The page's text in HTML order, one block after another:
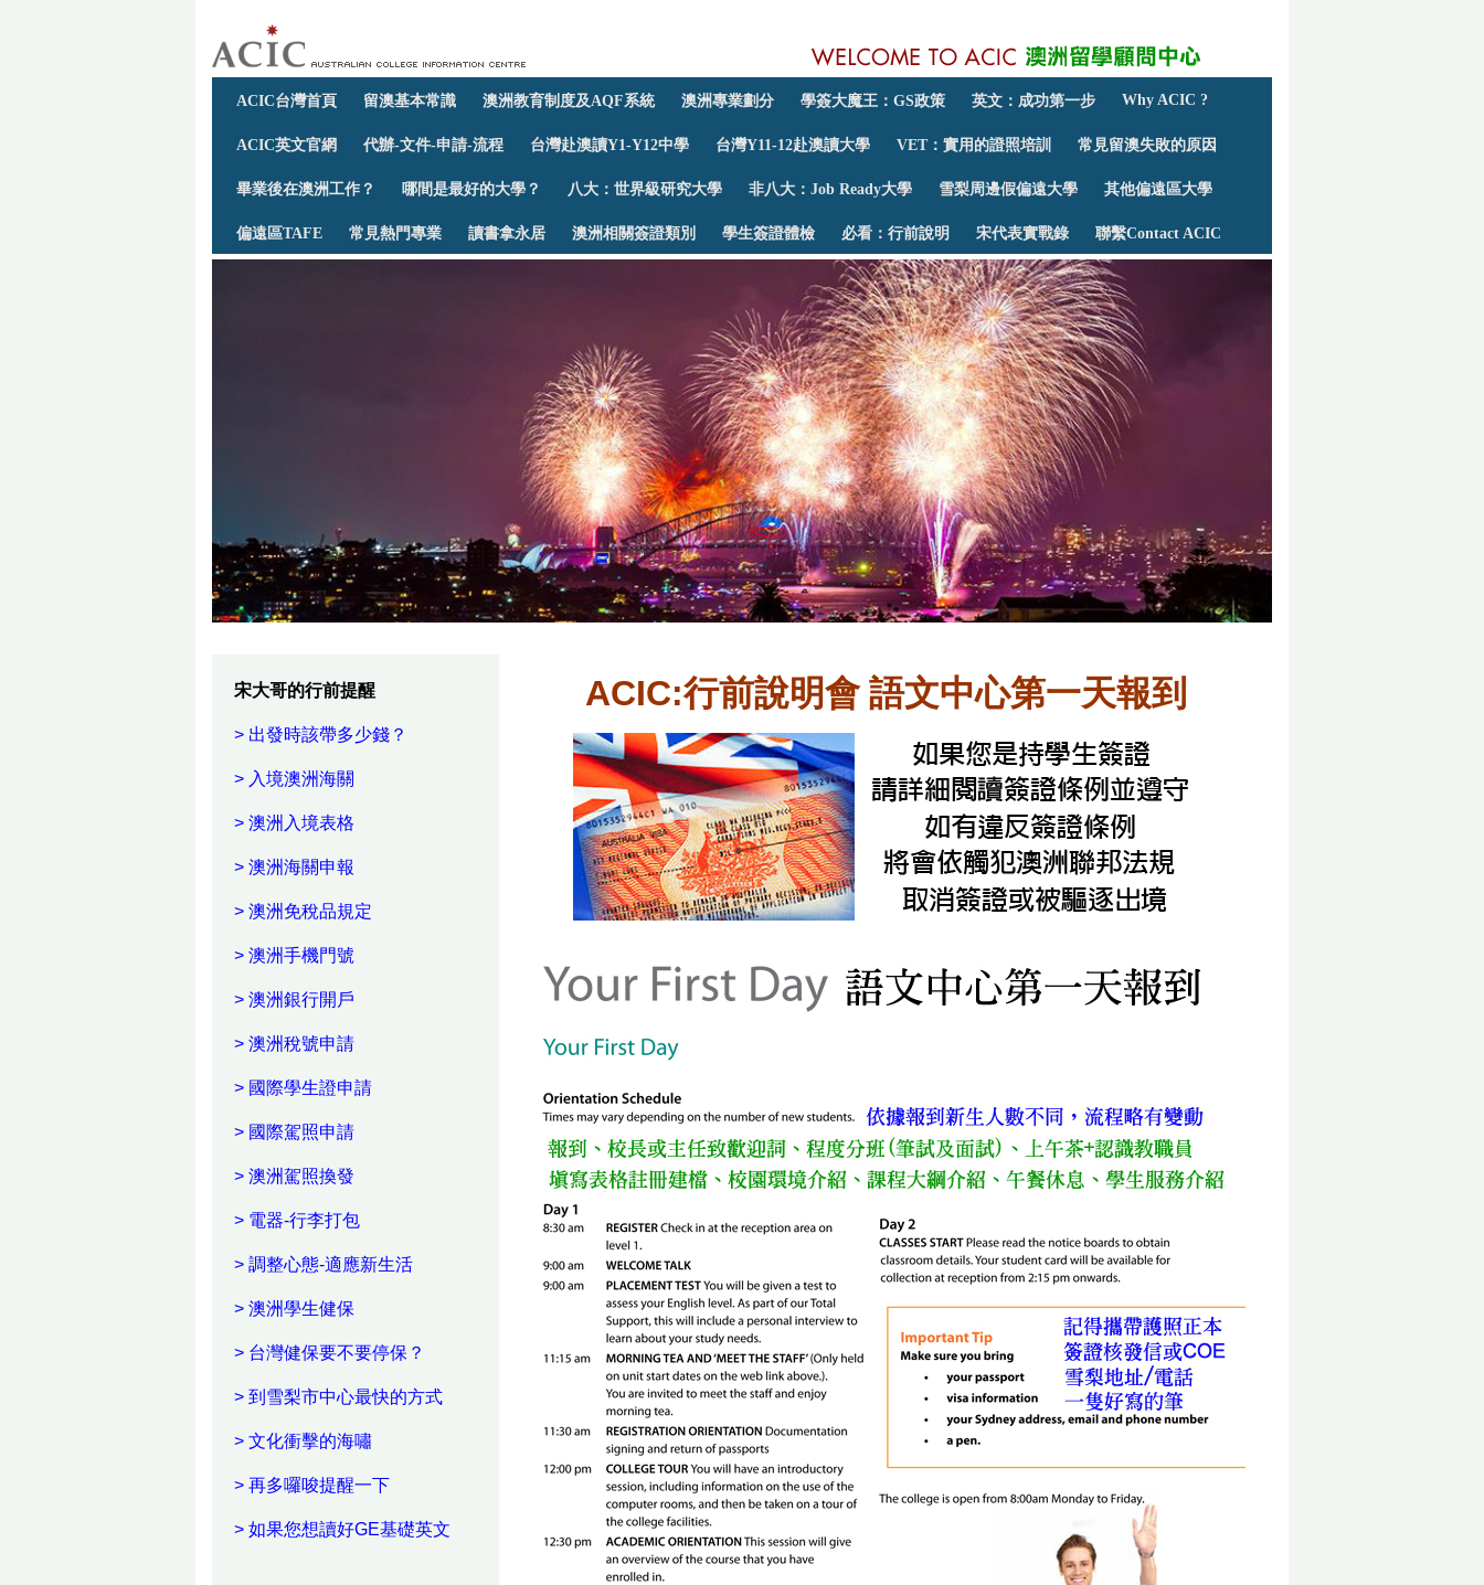
ACIC台灣首頁 留澳基本常識 澳洲教育制度及AQF系統 澳洲專業劃分 學簽大魔王：GS政策 英文：成功第一步 Why ACIC ?
ACIC英文官網 代辦-文件-申請-流程 台灣赴澳讀Y1-Y12中學 台灣Y11-12赴澳讀大學 VET：實用的證照培訓 常見留澳失敗的原因
畢業後在澳洲工作？ 哪間是最好的大學？ 八大：世界級研究大學 非八大：Job Ready大學 雪梨周邊假偏遠大學 其他偏遠區大學
偏遠區TAFE 常見熱門專業 讀書拿永居 澳洲相關簽證類別 學生簽證體檢 必看：行前說明 宋代表實戰錄 聯繫Contact ACIC
宋大哥的行前提醒
> 出發時該帶多少錢？
> 入境澳洲海關
> 澳洲入境表格
> 澳洲海關申報
> 澳洲免稅品規定
> 澳洲手機門號
> 澳洲銀行開戶
> 澳洲稅號申請
> 國際學生證申請
> 國際駕照申請
> 澳洲駕照換發
> 電器-行李打包
> 調整心態-適應新生活
> 澳洲學生健保
> 台灣健保要不要停保？
> 到雪梨市中心最快的方式
> 文化衝擊的海嘯
> 再多囉唆提醒一下
> 如果您想讀好GE基礎英文
ACIC:行前說明會 語文中心第一天報到